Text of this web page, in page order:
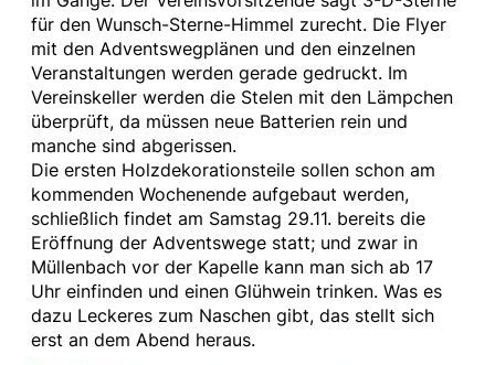
für den Wunsch-Sterne-Himmel zurecht. Die Flyer
mit den Adventswegplänen und den einzelnen
Veranstaltungen werden gerade gedruckt. Im
Vereinskeller werden die Stelen mit den Lämpchen
überprüft, da müssen neue Batterien rein und
manche sind abgerissen.
Die ersten Holzdekorationsteile sollen schon am
kommenden Wochenende aufgebaut werden,
schließlich findet am Samstag 29.11. bereits die
Eröffnung der Adventswege statt; und zwar in
Müllenbach vor der Kapelle kann man sich ab 17
Uhr einfinden und einen Glühwein trinken. Was es
dazu Leckeres zum Naschen gibt, das stellt sich
erst an dem Abend heraus.